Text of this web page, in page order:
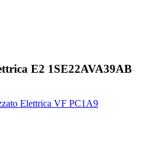
E2 1SE22AVA39AB